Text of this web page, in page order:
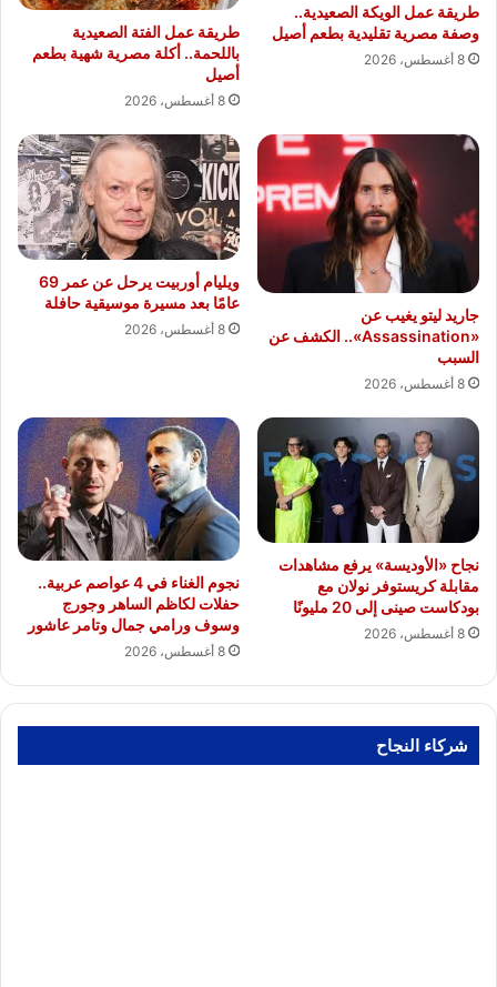
بلومبرج
العالمية
في
من
طريقة عمل الويكة الصعيدية..
وصفة مصرية تقليدية بطعم أصيل
8 أغسطس، 2026
طريقة عمل الفتة الصعيدية
باللحمة.. أكلة مصرية شهية بطعم
أصيل
8 أغسطس، 2026
جاريد ليتو يغيب عن
«Assassination».. الكشف عن
السبب
8 أغسطس، 2026
ويليام أوربيت يرحل عن عمر 69
عامًا بعد مسيرة موسيقية حافلة
8 أغسطس، 2026
نجاح «الأوديسة» يرفع مشاهدات
مقابلة كريستوفر نولان مع
بودكاست صينى إلى 20 مليونًا
8 أغسطس، 2026
نجوم الغناء في 4 عواصم عربية..
حفلات لكاظم الساهر وجورج
وسوف ورامي جمال وتامر عاشور
8 أغسطس، 2026
شركاء النجاح